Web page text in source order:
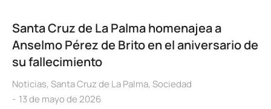
Santa Cruz de La Palma homenajea a
Anselmo Pérez de Brito en el aniversario de
su fallecimiento
Noticias, Santa Cruz de La Palma, Sociedad
13 de mayo de 2026